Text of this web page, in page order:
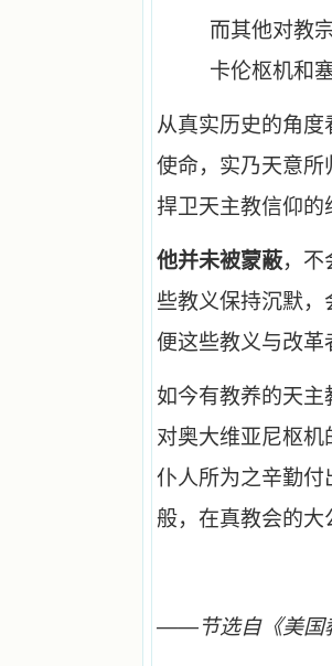
而其他对教
卡伦枢机和
从真实历史的角
使命，实乃天意所
捍卫天主教信仰
他并未被蒙蔽，不
些教义保持沉默
便这些教义与改革
如今有教养的天
对奥大维亚尼枢
仆人所为之辛勤
般，在真教会的
——节选自《美